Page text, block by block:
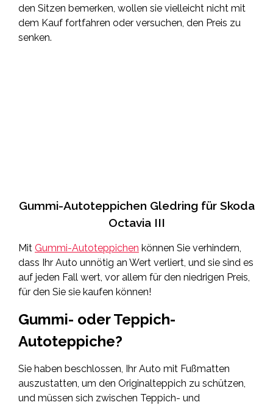
den Sitzen bemerken, wollen sie vielleicht nicht mit
dem Kauf fortfahren oder versuchen, den Preis zu
senken.
Gummi-Autoteppichen Gledring für Skoda
Octavia III
Mit Gummi-Autoteppichen können Sie verhindern,
dass Ihr Auto unnötig an Wert verliert, und sie sind es
auf jeden Fall wert, vor allem für den niedrigen Preis,
für den Sie sie kaufen können!
Gummi- oder Teppich-
Autoteppiche?
Sie haben beschlossen, Ihr Auto mit Fußmatten
auszustatten, um den Originalteppich zu schützen,
und müssen sich zwischen Teppich- und